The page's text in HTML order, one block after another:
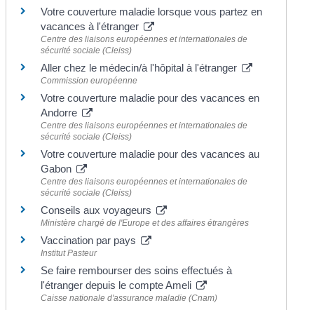
Votre couverture maladie lorsque vous partez en
vacances à l'étranger
Centre des liaisons européennes et internationales de
sécurité sociale (Cleiss)
Aller chez le médecin/à l'hôpital à l'étranger
Commission européenne
Votre couverture maladie pour des vacances en
Andorre
Centre des liaisons européennes et internationales de
sécurité sociale (Cleiss)
Votre couverture maladie pour des vacances au
Gabon
Centre des liaisons européennes et internationales de
sécurité sociale (Cleiss)
Conseils aux voyageurs
Ministère chargé de l'Europe et des affaires étrangères
Vaccination par pays
Institut Pasteur
Se faire rembourser des soins effectués à
l'étranger depuis le compte Ameli
Caisse nationale d'assurance maladie (Cnam)